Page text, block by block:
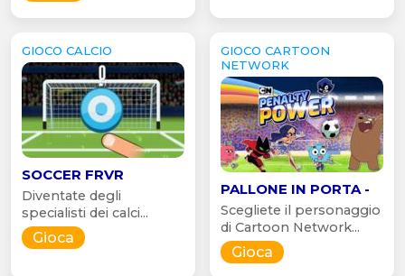
GIOCO CALCIO
SOCCER FRVR
Diventate degli
specialisti dei calci...
Gioca
GIOCO CARTOON
NETWORK
PALLONE IN PORTA -
Scegliete il personaggio
di Cartoon Network...
Gioca